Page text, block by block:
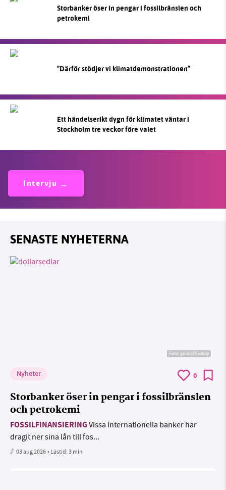
Storbanker öser in pengar i fossilbränslen och
petrokemi
”Därför stödjer vi klimatdemonstrationen”
Ett händelserikt dygn för klimatet väntar i
Stockholm tre veckor före valet
Intervju
SENASTE NYHETERNA
Foto:geralt/Pixabay
Nyheter 0
Storbanker öser in pengar i fossilbränslen
och petrokemi
FOSSILFINANSIERINGVissa internationella banker har
dragit ner sina lån till fos...
03 aug 2026• Lästid:3 min